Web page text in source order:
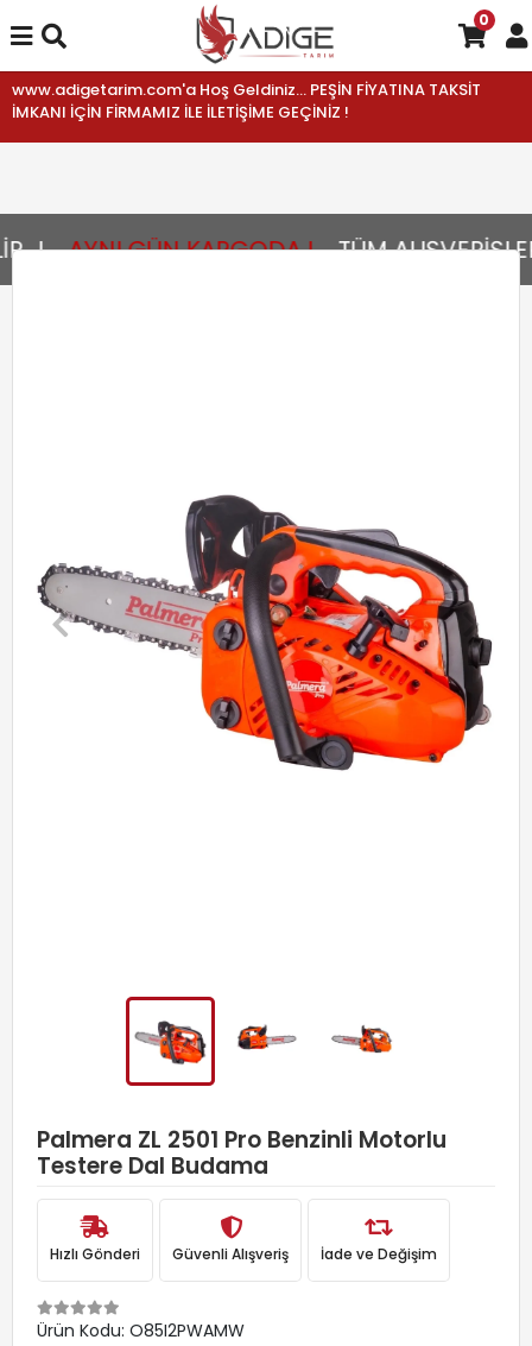
www.adigetarim.com'a Hoş Geldiniz... PEŞİN FİYATINA TAKSİT
İMKANI İÇİN FİRMAMIZ İLE İLETİŞİME GEÇİNİZ !
AYNI GÜN KARGODA ! TÜM
0
Palmera ZL 2501 Pro Benzinli Motorlu
Testere Dal Budama
Hızlı Gönderi Güvenli Alışveriş İade ve Değişim
Ürün Kodu: O85I2PWAMW